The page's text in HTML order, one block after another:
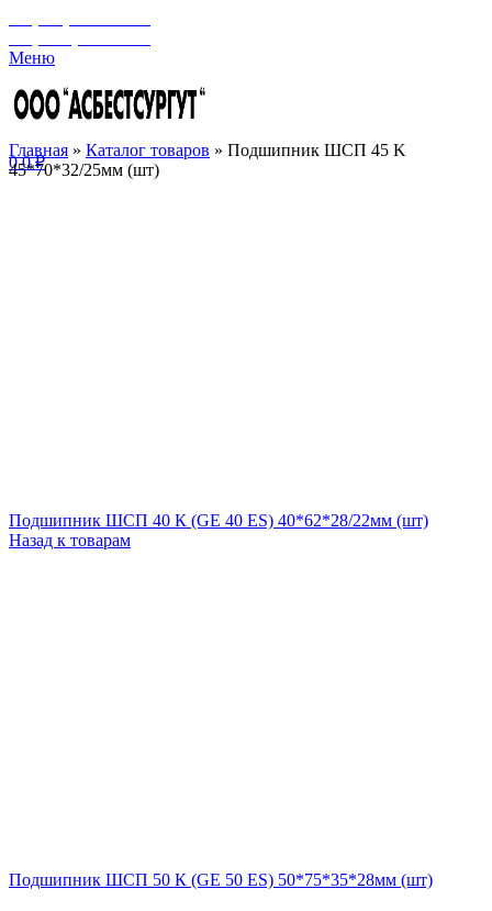
Меню
00₽
Главная » Каталог товаров » Подшипник ШСП 45 K
45*70*32/25мм (шт)
Подшипник ШСП 40 К (GE 40 ES) 40*62*28/22мм (шт)
Назад к товарам
Подшипник ШСП 50 К (GE 50 ES) 50*75*35*28мм (шт)